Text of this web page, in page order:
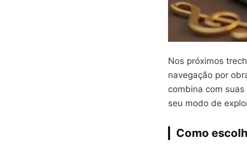
Nos próximos
navegação por
combina com
seu modo de
Como